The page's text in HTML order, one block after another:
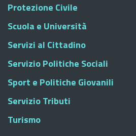
Protezione Civile
Scuola e Università
Servizi al Cittadino
Servizio Politiche Sociali
Sport e Politiche Giovanili
Servizio Tributi
Turismo